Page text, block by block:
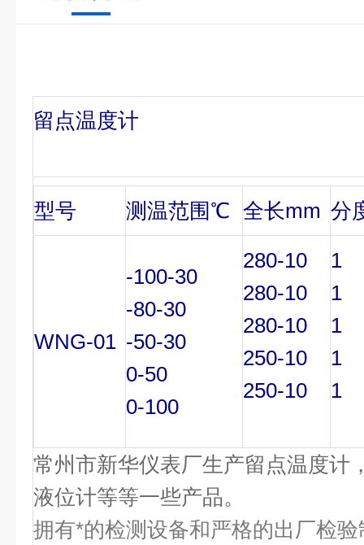
留点温度计
型号 测温范围℃ 全长mm 分
WNG-01
-100-30
-80-30
-50-30
0-50
0-100
280-10
280-10
280-10
250-10
250-10
1
1
1
1
1
常州市新华仪表厂生产留点温度计
液位计等等一些产品。
拥有*的检测设备和严格的出厂检